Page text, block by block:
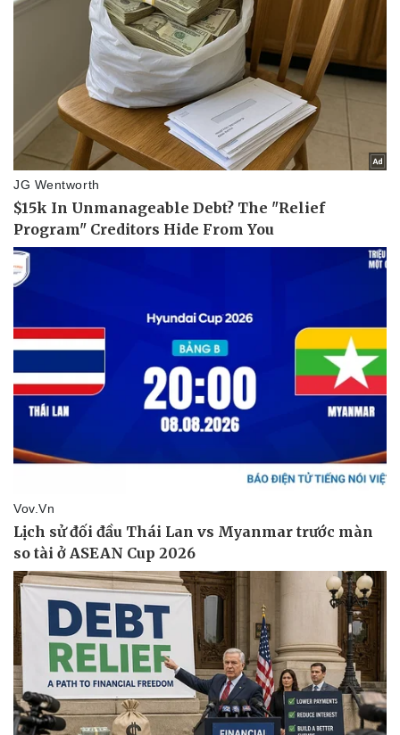
Pháp luật
Vụ án
Tin nóng
Tư vấn luật
Quân sự - Quốc phòng
Vũ khí
Việt Nam
Phân tích